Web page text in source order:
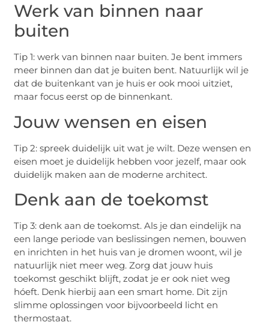
Werk van binnen naar
buiten
Tip 1: werk van binnen naar buiten. Je bent immers
meer binnen dan dat je buiten bent. Natuurlijk wil je
dat de buitenkant van je huis er ook mooi uitziet,
maar focus eerst op de binnenkant.
Jouw wensen en eisen
Tip 2: spreek duidelijk uit wat je wilt. Deze wensen en
eisen moet je duidelijk hebben voor jezelf, maar ook
duidelijk maken aan de moderne architect.
Denk aan de toekomst
Tip 3: denk aan de toekomst. Als je dan eindelijk na
een lange periode van beslissingen nemen, bouwen
en inrichten in het huis van je dromen woont, wil je
natuurlijk niet meer weg. Zorg dat jouw huis
toekomst geschikt blijft, zodat je er ook niet weg
hóeft. Denk hierbij aan een smart home. Dit zijn
slimme oplossingen voor bijvoorbeeld licht en
thermostaat.